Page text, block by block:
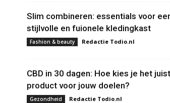
Slim combineren: essentials voor
stijlvolle en fuionele kledingkast
Fashion & beauty Redactie Todio.nl
CBD in 30 dagen: Hoe kies je het
product voor jouw doelen?
Gezondheid Redactie Todio.nl